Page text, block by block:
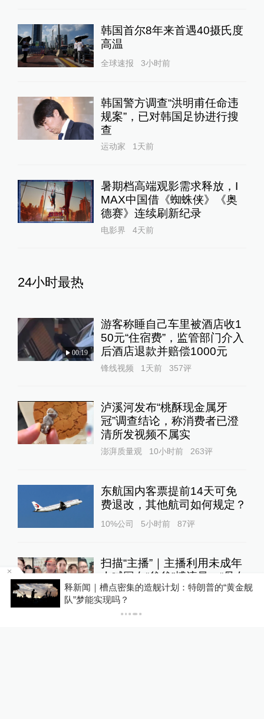
韩国首尔8年来首遇40摄氏度
高温
全球速报 3小时前
韩国警方调查“洪明甫任命违
规案”，已对韩国足协进行搜
查
运动家 1天前
暑期档高端观影需求释放，I
MAX中国借《蜘蛛侠》《奥
德赛》连续刷新纪录
电影界 4天前
24小时最热
00:19
游客称睡自己车里被酒店收1
50元“住宿费”，监管部门介入
后酒店退款并赔偿1000元
锋线视频 1天前 357评
泸溪河发布“桃酥现金属牙
冠”调查结论，称消费者已澄
清所发视频不属实
澎湃质量观 10小时前 263评
东航国内客票提前14天可免
费退改，其他航司如何规定？
10%公司 5小时前 87评
1
扫描“主播”｜主播利用未成年
人喊网友“爸爸”博流量，“母女
合拍”多账号被封禁
直击现场
释新闻｜槽点密集的造舰计划：特朗普的“黄金舰
队”梦能实现吗？